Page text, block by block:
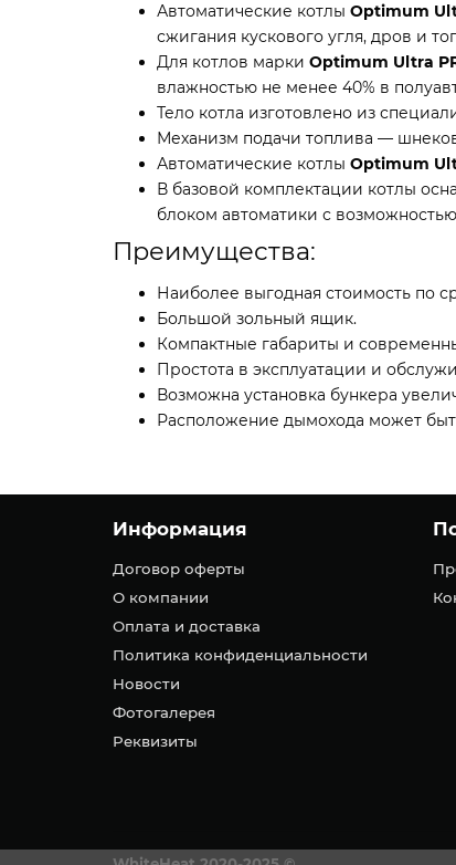
Автоматические котлы Optimum
сжигания кускового угля, дров и
Для котлов марки Optimum Ultra
влажностью не менее 40% в
Тело котла изготовлено из
Механизм подачи топлива —
Автоматические котлы Optimum
В базовой комплектации котлы
блоком автоматики с
Преимущества:
Наиболее выгодная стоимость по
Большой зольный ящик.
Компактные габариты и
Простота в эксплуатации и
Возможна установка бункера
Расположение дымохода может
Информация
Договор оферты
О компании
Оплата и доставка
Политика конфиденциальности
Новости
Фотогалерея
Реквизиты